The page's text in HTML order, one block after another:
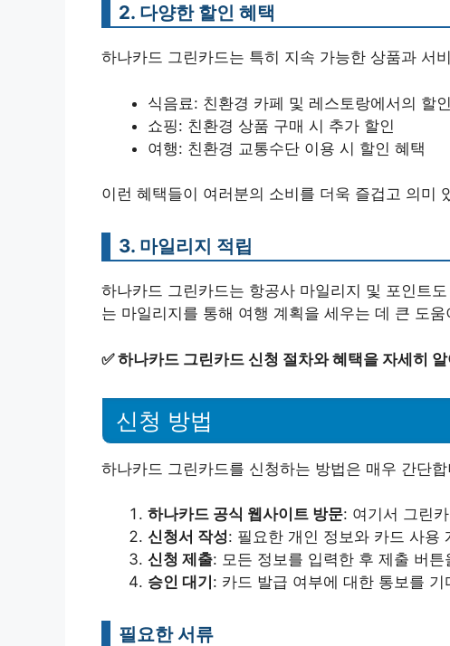
2. 다양한 할인 혜택
하나카드 그린카드는 특히 지속 가능한 상품과 서
식음료: 친환경 카페 및 레스토랑에서의 할인
쇼핑: 친환경 상품 구매 시 추가 할인
여행: 친환경 교통수단 이용 시 할인 혜택
이런 혜택들이 여러분의 소비를 더욱 즐겁고 의미
3. 마일리지 적립
하나카드 그린카드는 항공사 마일리지 및 포인트
는 마일리지를 통해 여행 계획을 세우는 데 큰 도
✅하나카드 그린카드 신청 절차와 혜택을 자세히
신청 방법
하나카드 그린카드를 신청하는 방법은 매우 간단
하나카드 공식 웹사이트 방문: 여기서 그린
신청서 작성: 필요한 개인 정보와 카드 사용
신청 제출: 모든 정보를 입력한 후 제출 버튼
승인 대기 : 카드 발급 여부에 대한 통보를 기
필요한 서류